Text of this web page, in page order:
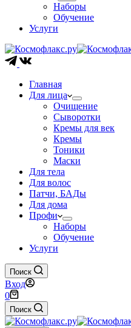
Наборы
Обучение
Услуги
Главная
Для лица
Очищение
Сыворотки
Кремы для век
Кремы
Тоники
Маски
Для тела
Для волос
Патчи, БАДы
Для дома
Профи
Наборы
Обучение
Услуги
Поиск
Вход
Корзина
0
Поиск